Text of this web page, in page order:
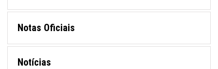
Notas Oficiais
Notícias